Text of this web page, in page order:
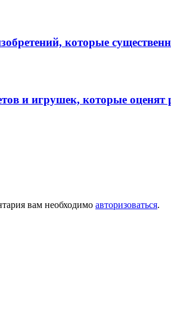
которые
и игрушек, которые оценят
вам необходимо авторизоваться.